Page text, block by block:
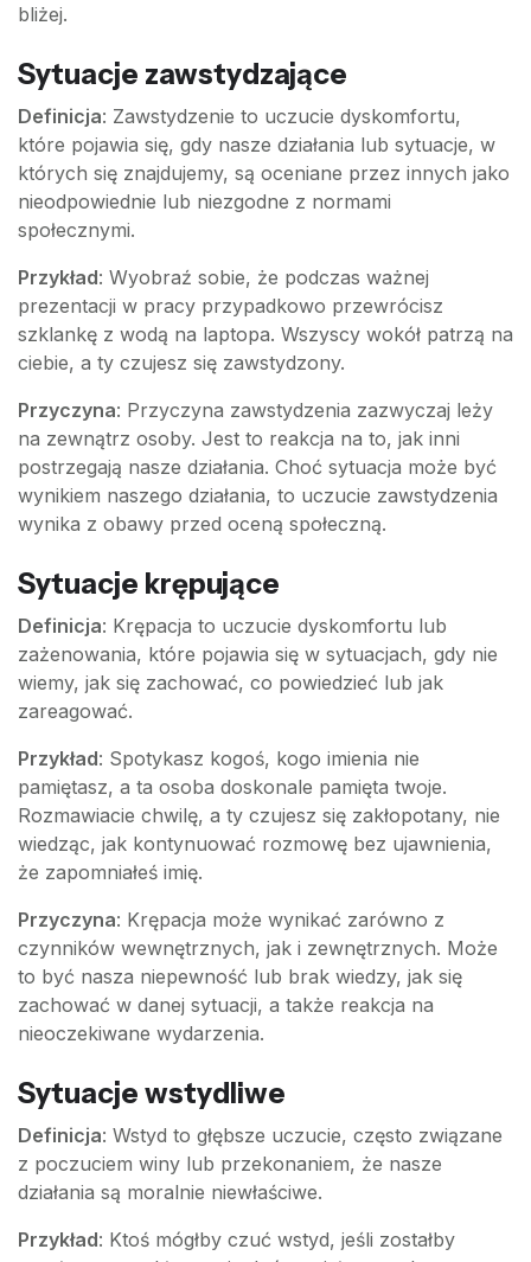
bliżej.
Sytuacje zawstydzające
Definicja: Zawstydzenie to uczucie dyskomfortu,
które pojawia się, gdy nasze działania lub sytuacje, w
których się znajdujemy, są oceniane przez innych jako
nieodpowiednie lub niezgodne z normami
społecznymi.
Przykład: Wyobraź sobie, że podczas ważnej
prezentacji w pracy przypadkowo przewrócisz
szklankę z wodą na laptopa. Wszyscy wokół patrzą na
ciebie, a ty czujesz się zawstydzony.
Przyczyna: Przyczyna zawstydzenia zazwyczaj leży
na zewnątrz osoby. Jest to reakcja na to, jak inni
postrzegają nasze działania. Choć sytuacja może być
wynikiem naszego działania, to uczucie zawstydzenia
wynika z obawy przed oceną społeczną.
Sytuacje krępujące
Definicja: Krępacja to uczucie dyskomfortu lub
zażenowania, które pojawia się w sytuacjach, gdy nie
wiemy, jak się zachować, co powiedzieć lub jak
zareagować.
Przykład: Spotykasz kogoś, kogo imienia nie
pamiętasz, a ta osoba doskonale pamięta twoje.
Rozmawiacie chwilę, a ty czujesz się zakłopotany, nie
wiedząc, jak kontynuować rozmowę bez ujawnienia,
że zapomniałeś imię.
Przyczyna: Krępacja może wynikać zarówno z
czynników wewnętrznych, jak i zewnętrznych. Może
to być nasza niepewność lub brak wiedzy, jak się
zachować w danej sytuacji, a także reakcja na
nieoczekiwane wydarzenia.
Sytuacje wstydliwe
Definicja: Wstyd to głębsze uczucie, często związane
z poczuciem winy lub przekonaniem, że nasze
działania są moralnie niewłaściwe.
Przykład: Ktoś mógłby czuć wstyd, jeśli zostałby